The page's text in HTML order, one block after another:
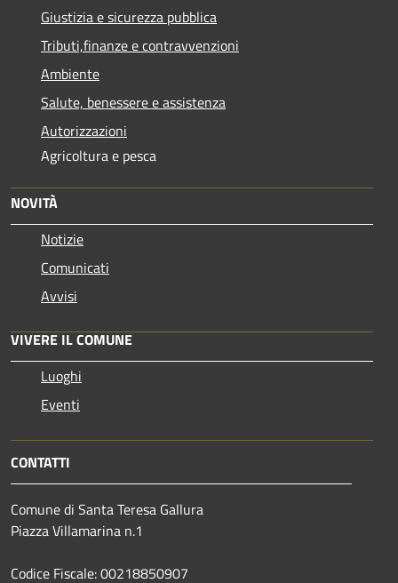
Giustizia e sicurezza pubblica
Tributi,finanze e contravvenzioni
Ambiente
Salute, benessere e assistenza
Autorizzazioni
Agricoltura e pesca
NOVITÀ
Notizie
Comunicati
Avvisi
VIVERE IL COMUNE
Luoghi
Eventi
CONTATTI
Comune di Santa Teresa Gallura
Piazza Villamarina n.1
Codice Fiscale: 00218850907